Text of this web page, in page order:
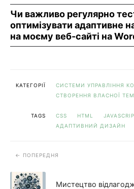
Чи важливо регулярно
оптимізувати адаптивне
на моєму веб-сайті на
КАТЕГОРІЇ
СИСТЕМИ УПРАВЛІННЯ
СТВОРЕННЯ ВЛАСНОЇ
TAGS CSS HTML
АДАПТИВНИЙ ДИЗАЙН
ПОПЕРЕДНЯ
Мистецтво